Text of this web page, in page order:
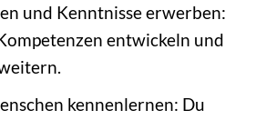
und Kenntnisse erwerben:
entwickeln und
kennenlernen: Du